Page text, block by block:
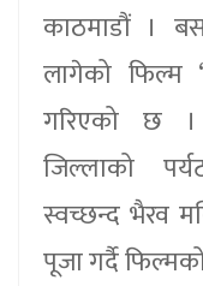
काठमाडौं ।
लागेको फिल्म
गरिएको छ ।
जिल्लाको
स्वच्छन्द भैरव
पूजा गर्दै